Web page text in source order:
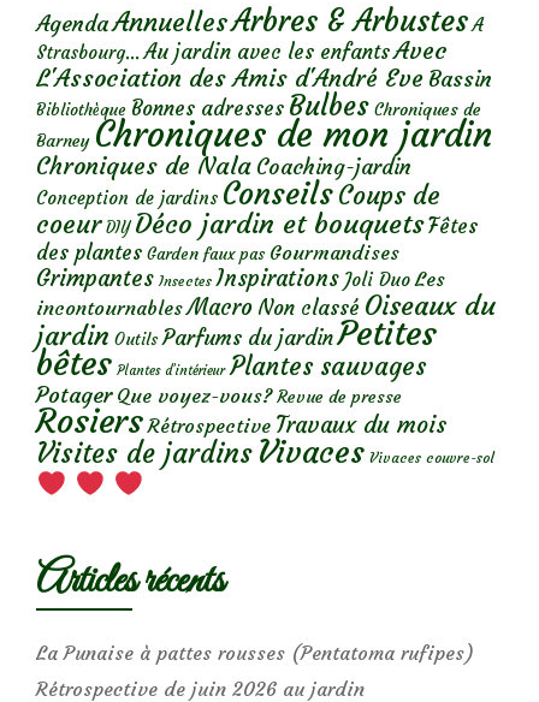
AgendaAnnuellesArbres & Arbustes A
Strasbourg... Au jardin avec les enfantsAvec
L'Association des Amis d'André Eve Bassin
Bibliothèque Bonnes adresses Bulbes Chroniques de
Barney Chroniques de mon jardin
Chroniques de Nala Coaching-jardin
Conception de jardins ConseilsCoups de
coeur DIY Déco jardin et bouquetsFêtes
des plantes Garden faux pas Gourmandises
Grimpantes Insectes Inspirations Joli Duo Les
incontournables Macro Non classé Oiseaux du
jardin Outils Parfums du jardinPetites
bêtes Plantes d’intérieur Plantes sauvages
Potager Que voyez-vous? Revue de presse
Rosiers Rétrospective Travaux du mois
Visites de jardins Vivaces Vivaces couvre-sol
Articles récents
La Punaise à pattes rousses (Pentatoma rufipes)
Rétrospective de juin 2026 au jardin